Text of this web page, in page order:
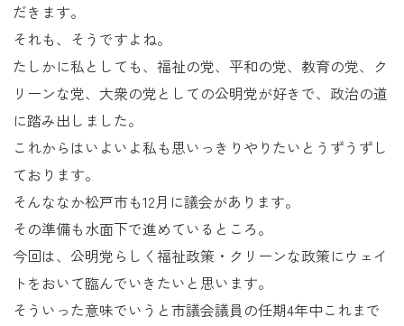
だきます。
それも、そうですよね。
たしかに私としても、福祉の党、平和の党、教育の党、ク
リーンな党、大衆の党としての公明党が好きで、政治の道
に踏み出しました。
これからはいよいよ私も思いっきりやりたいとうずうずし
ております。
そんななか松戸市も12月に議会があります。
その準備も水面下で進めているところ。
今回は、公明党らしく福祉政策・クリーンな政策にウェイ
トをおいて臨んでいきたいと思います。
そういった意味でいうと市議会議員の任期4年中これまで